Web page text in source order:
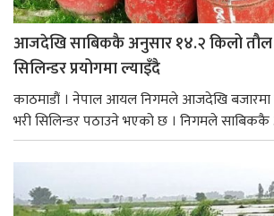
आजदेखि साबिककै अनुसार १४.२ किलो
सिलिन्डर प्रयोगमा ल्याइँदै
काठमाडौं । नेपाल आयल निगमले आजदेखि बजारमा
भरी सिलिन्डर पठाउने भएको छ । निगमले साबिककै